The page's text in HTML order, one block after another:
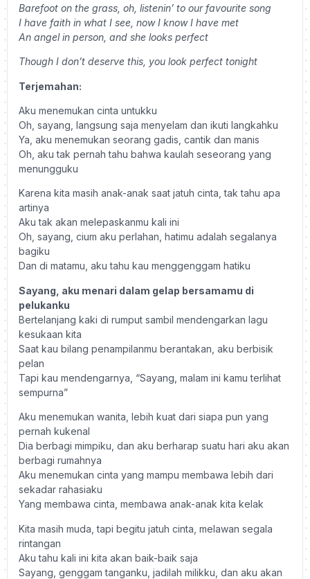
Barefoot on the grass, oh, listenin’ to our favourite song
I have faith in what I see, now I know I have met
An angel in person, and she looks perfect
Though I don’t deserve this, you look perfect tonight
Terjemahan:
Aku menemukan cinta untukku
Oh, sayang, langsung saja menyelam dan ikuti langkahku
Ya, aku menemukan seorang gadis, cantik dan manis
Oh, aku tak pernah tahu bahwa kaulah seseorang yang
menungguku
Karena kita masih anak-anak saat jatuh cinta, tak tahu apa
artinya
Aku tak akan melepaskanmu kali ini
Oh, sayang, cium aku perlahan, hatimu adalah segalanya
bagiku
Dan di matamu, aku tahu kau menggenggam hatiku
Sayang, aku menari dalam gelap bersamamu di
pelukanku
Bertelanjang kaki di rumput sambil mendengarkan lagu
kesukaan kita
Saat kau bilang penampilanmu berantakan, aku berbisik
pelan
Tapi kau mendengarnya, “Sayang, malam ini kamu terlihat
sempurna”
Aku menemukan wanita, lebih kuat dari siapa pun yang
pernah kukenal
Dia berbagi mimpiku, dan aku berharap suatu hari aku akan
berbagi rumahnya
Aku menemukan cinta yang mampu membawa lebih dari
sekadar rahasiaku
Yang membawa cinta, membawa anak-anak kita kelak
Kita masih muda, tapi begitu jatuh cinta, melawan segala
rintangan
Aku tahu kali ini kita akan baik-baik saja
Sayang, genggam tanganku, jadilah milikku, dan aku akan